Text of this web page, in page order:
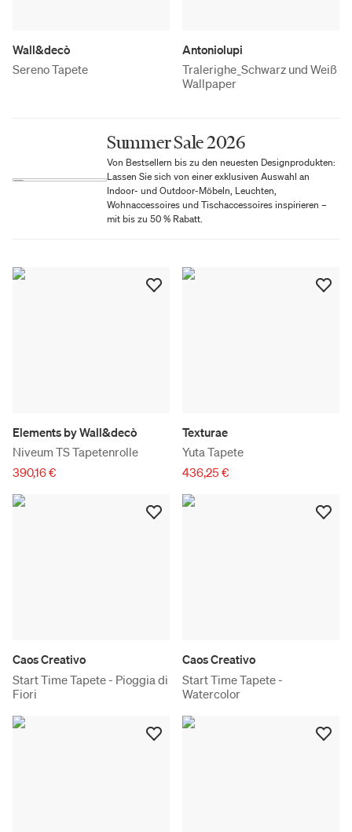
Wall&decò
Sereno Tapete
Antoniolupi
Tralerighe_Schwarz und Weiß
Wallpaper
Summer Sale 2026
Von Bestsellern bis zu den neuesten Designprodukten:
Lassen Sie sich von einer exklusiven Auswahl an
Indoor- und Outdoor-Möbeln, Leuchten,
Wohnaccessoires und Tischaccessoires inspirieren –
mit bis zu 50 % Rabatt.
Elements by Wall&decò
Niveum TS Tapetenrolle
390,16 €
Texturae
Yuta Tapete
436,25 €
Caos Creativo
Start Time Tapete - Pioggia di
Fiori
Caos Creativo
Start Time Tapete -
Watercolor